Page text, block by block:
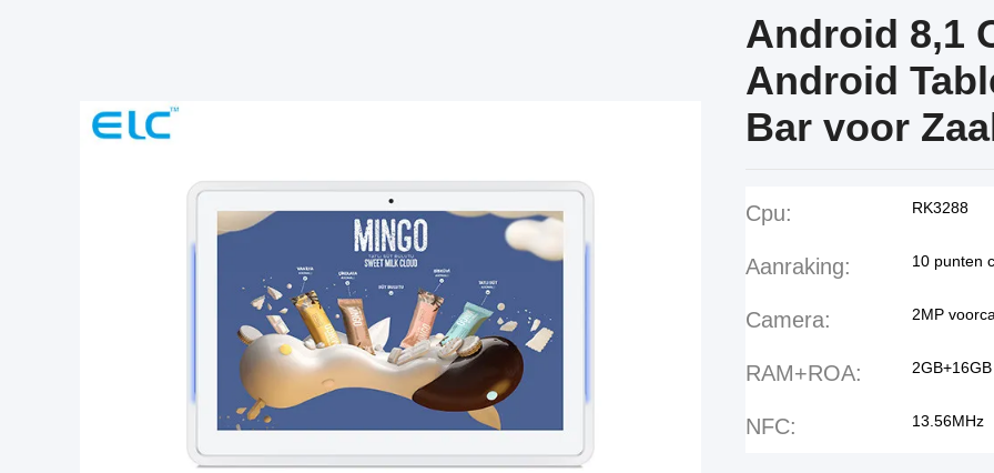
Android 8,1
Android
Bar voor
Cpu: RK3288
Aanraking: 10 punten
Camera: 2MP
RAM+ROA: 2GB+16GB
NFC: 13.56MHz